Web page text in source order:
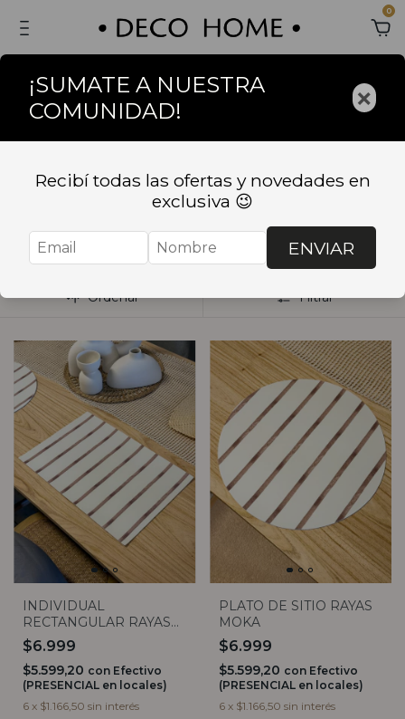
0
Inicio . BAZAR . TEXTILES . Individuales . Individuales de
Individuales de
ecocuero
Ordenar Filtrar
INDIVIDUAL
RECTANGULAR RAYAS
MOKA
$6.999
$5.599,20 con Efectivo
(PRESENCIAL en locales)
6 x $1.166,50 sin interés
PLATO DE SITIO RAYAS
MOKA
$6.999
$5.599,20 con Efectivo
(PRESENCIAL en locales)
6 x $1.166,50 sin interés
¡SUMATE A NUESTRA
COMUNIDAD!
×
Recibí todas las ofertas y novedades en
exclusiva 😉
ENVIAR